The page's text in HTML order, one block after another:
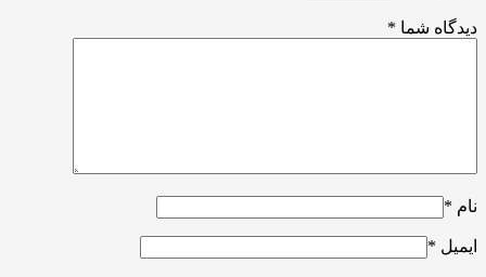
دیدگاه شما *
نام *
ایمیل *